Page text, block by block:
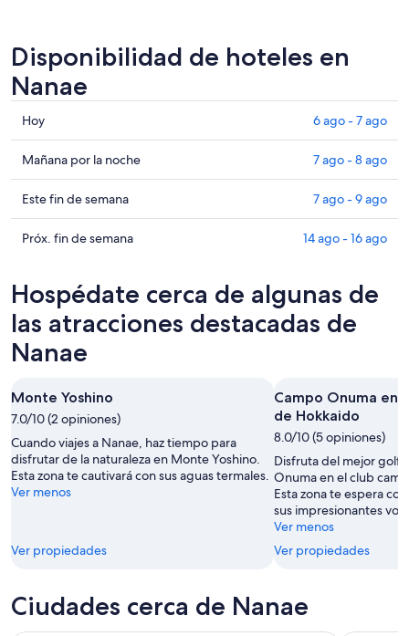
Disponibilidad de hoteles en
Nanae
Consultar
precios
en
Nanae
para
hoy,
6
7
Hoy 6 ago - 7 ago
Consultar
precios
en
Nanae
para
la
noche,
7
ago
8
ago
Mañana por la noche 7 ago - 8 ago
Consultar
precios
en
este
de
semana,
ago
-
9
ago
Este fin de semana 7 ago - 9 ago
Consultar
Nanae
para
el
próximo
de
semana,
14
ago
-
16
Próx. fin de semana 14 ago - 16 ago
Hospédate cerca de algunas de
las atracciones destacadas de
Nanae
Monte Yoshino
7.0/10 (2 opiniones)
Cuando viajes a Nanae, haz tiempo para
disfrutar de la naturaleza en Monte Yoshino.
Esta zona te cautivará con sus aguas termales.
Ver menos
Ver propiedades
Campo Onuma en
de Hokkaido
8.0/10 (5 opiniones)
Disfruta del mejor golf
Onuma en el club
Esta zona te espera
sus impresionantes
Ver menos
Ver propiedades
Ciudades cerca de Nanae